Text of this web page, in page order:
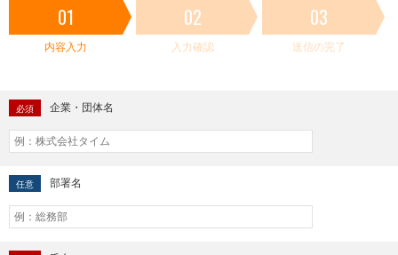
01
内容入力
02
入力確認
03
送信の完了
必須 企業・団体名
任意 部署名